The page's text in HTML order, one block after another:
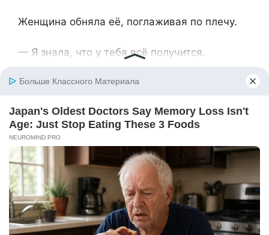
Женщина обняла её,⁨ поглаживая по плечу.
— Я знала, что у тебя всё получится.
Даша смахнула слезу, которая всё-таки
— Спасибо вам за всё. Без вас я бы не
справилась.
Женщина улыбнулась.
— Ты молодец, Даша. Я тобой горжусь.